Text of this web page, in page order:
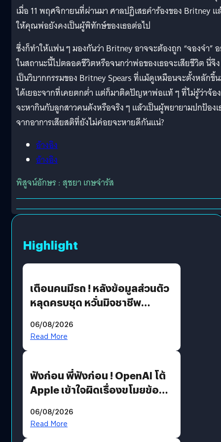
เมื่อ 11 พฤศจิกายนที่ผ่านมา ศาลปฏิเสธคำร้องของ Britney แ
ให้คุณพ่อยังคงเป็นผู้พิทักษ์ของเธอต่อไป
ซึ่งก็ทำให้แฟน ๆ มองกันว่า Britney อาจจะต้องถูก “จองจำ”
ในสถานะนี้ไปตลอดชีวิตหรือจนกว่าพ่อของเธอจะเสียชีวิต นี่จึง
เป็นวิบากกรรมของ Britney Spears ที่แม้ดูเหมือนจะตั้งหลักขึ้
ได้เยอะจากที่เคยตกต่ำ แต่ก็มาติดปัญหาพ่อแท้ ๆ ที่ไม่รู้ว่าจ้อง
จะหากินกับลูกสาวคนดังหรือจริง ๆ แล้วเป็นผู้พยายามปกป้อง
จากอาการเสียสติที่ยังไม่ค่อยจะหายดีกันแน่?
อ้างอิง
อ้างอิง
พิสูจน์อักษร : สุชยา เกษจำรัส
Highlight
เตือนคนมีรถ ! หลังข้อมูลส่วนตัว
หลุดครบชุด หวั่นมิจชาชีพ
รหัสผ่านหลุด ไม่ใช่แฮ็กเกอร์
06/08/2026
Read More
ฟังก่อน พี่ฟังก่อน ! OpenAI โต้
Apple เข้าใจผิดเรื่องขโมยข้อมูล
06/08/2026
Read More